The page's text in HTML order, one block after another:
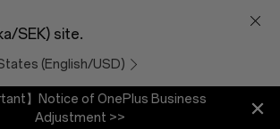
SEK) site.
(English/USD)
】Notice of OnePlus Business
Adjustment >>